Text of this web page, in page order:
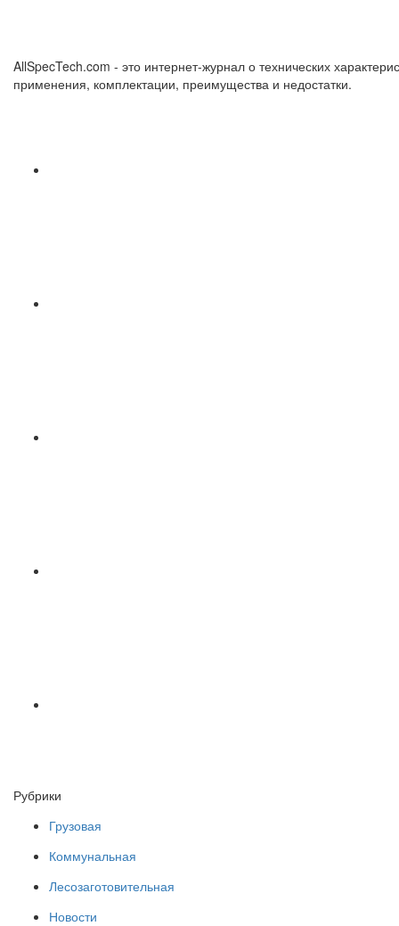
AllSpecTech.com - это интернет-журнал о технических
применения, комплектации, преимущества и недостатки.
Рубрики
Грузовая
Коммунальная
Лесозаготовительная
Новости